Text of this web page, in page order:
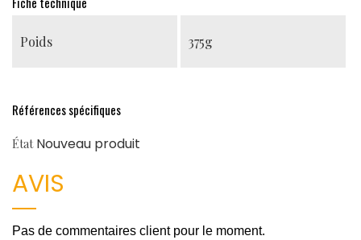
Poids 375g
Références spécifiques
État Nouveau produit
AVIS
Pas de commentaires client pour le moment.